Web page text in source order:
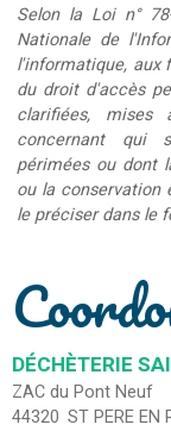
Selon la Loi n°
Nationale de
l'informatique, aux
du droit d'accès
clarifiées,
concernant qui
périmées ou dont
ou la conservation
le préciser dans le
DÉCHÈTERIE
ZAC du Pont Neuf
44320 ST PERE EN